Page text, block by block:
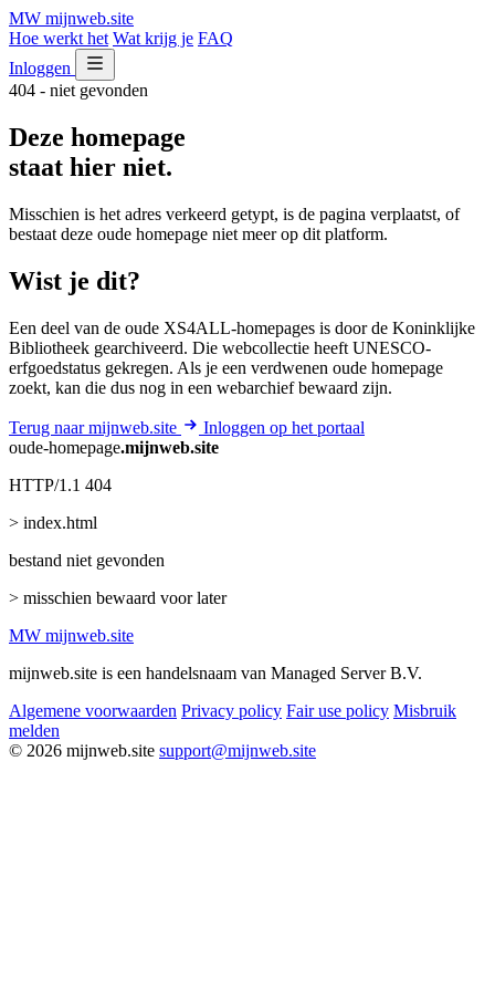
MW mijnweb.site
Hoe werkt het Wat krijg je FAQ
Inloggen
404 - niet gevonden
Deze homepage
staat hier niet.
Misschien is het adres verkeerd getypt, is de pagina verplaatst, of
bestaat deze oude homepage niet meer op dit platform.
Wist je dit?
Een deel van de oude XS4ALL-homepages is door de Koninklijke
Bibliotheek gearchiveerd. Die webcollectie heeft UNESCO-
erfgoedstatus gekregen. Als je een verdwenen oude homepage
zoekt, kan die dus nog in een webarchief bewaard zijn.
Terug naar mijnweb.site
Inloggen op het portaal
oude-homepage.mijnweb.site
HTTP/1.1 404
> index.html
bestand niet gevonden
> misschien bewaard voor later
MW mijnweb.site
mijnweb.site is een handelsnaam van Managed Server B.V.
Algemene voorwaarden Privacy policy Fair use policy Misbruik
melden
© 2026 mijnweb.site support@mijnweb.site